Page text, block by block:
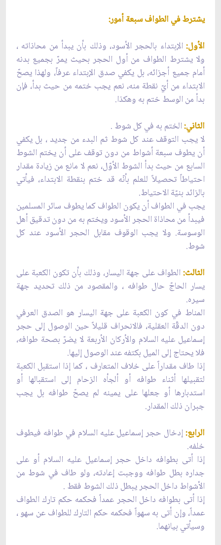
يشترط في الطواف سبعة أمور:
الأول:الإبتداء بالحجر الأسود، وذلك بأن يبدأ من محاذاته ،
ولا يشترط الطواف من أول الحجر بحيث يمرّ بجميع بدنه
أمام جميع أجزائه، بل يكفي صدق الإبتداء عرفاً، ولهذا يصحّ
الابتداء من أيّ نقطة منه، نعم يجب ختمه من حيث بدأ، فإن
بدأ من الوسط ختم به وهكذا.
الثاني:الختم به في كل شوط .
لا يجب التوقف عند كل شوط ثم البدء من جديد ، بل يكفي
أن يطوف سبعة أشواط من دون توقف على أن يختم الشوط
السابع من حيث بدأ الشوط الأوّل، نعم لا مانع من زيادة مقدار
احتياطاً تحصيلاً للعلم بأنّه قد ختم بنقطة الابتداء، فيأتي
بالزائد بنيّة الاحتياط.
يجب في الطواف أن يكون الطواف كما يطوف سائر المسلمين
فيبدأ من محاذاة الحجر الأسود ويختم به من دون تدقيق أهل
الوسوسة. ولا يجب الوقوف مقابل الحجر الأسود عند كل
شوط.
الثالث:الطواف على جهة اليسار، وذلك بأن تكون الكعبة على
يسار الحاجّ حال طوافه ، والمقصود من ذلك تحديد جهة
سيره.
المناط في كون الكعبة على جهة اليسار هو الصدق العرفي
دون الدقّة العقلية، فالانحراف قليلاً حين الوصول إلى حجر
إسماعيل عليه السلام والأركان الأربعة لا يضرّ بصحة طوافه،
فلا يحتاج إلى الميل بكتفه عند الوصول إليها.
إذا طاف مقداراً على خلاف المتعارف ، كما إذا استقبل الكعبة
لتقبيلها أثناء طوافه أو ألجأه الزحام إلى استقبالها أو
استدبارها أو جعلها على يمينه لم يصحّ طوافه بل يجب
جبران ذلك المقدار.
الرابع:إدخال حجر إسماعيل عليه السلام في طوافه فيطوف
خلفه.
إذا أتى بطوافه داخل حجر إسماعيل عليه السلام أو على
جداره بطل طوافه ووجبت إعادته، ولو طاف في شوط من
الأشواط داخل الحجر يبطل ذلك الشوط فقط .
إذا أتى بطوافه داخل الحجر عمداً فحكمه حكم تارك الطواف
عمداً، وإن أتى به سهواً فحكمه حكم التارك للطواف عن سهو ،
وسيأتي بيانهما.